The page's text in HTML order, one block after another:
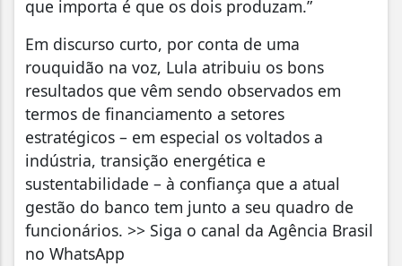
que importa é que os dois produzam.”
Em discurso curto, por conta de uma
rouquidão na voz, Lula atribuiu os bons
resultados que vêm sendo observados em
termos de financiamento a setores
estratégicos – em especial os voltados a
indústria, transição energética e
sustentabilidade – à confiança que a atual
gestão do banco tem junto a seu quadro de
funcionários. >> Siga o canal da Agência Brasil
no WhatsApp